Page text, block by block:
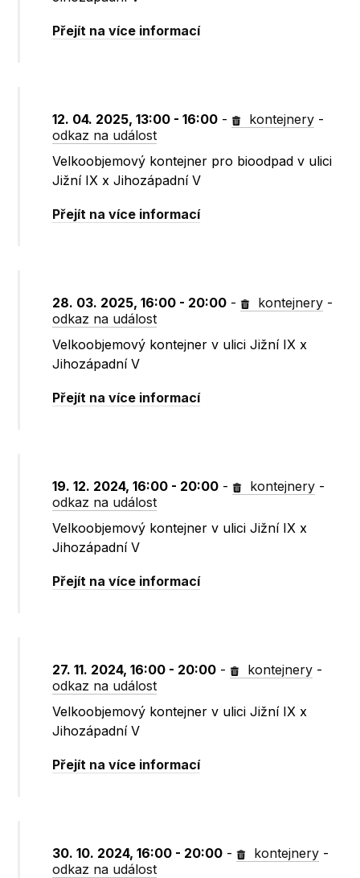
Přejít na více informací
12. 04. 2025, 13:00 - 16:00 - kontejnery -
odkaz na událost
Velkoobjemový kontejner pro bioodpad v ulici
Jižní IX x Jihozápadní V
Přejít na více informací
28. 03. 2025, 16:00 - 20:00 - kontejnery -
odkaz na událost
Velkoobjemový kontejner v ulici Jižní IX x
Jihozápadní V
Přejít na více informací
19. 12. 2024, 16:00 - 20:00 - kontejnery -
odkaz na událost
Velkoobjemový kontejner v ulici Jižní IX x
Jihozápadní V
Přejít na více informací
27. 11. 2024, 16:00 - 20:00 - kontejnery -
odkaz na událost
Velkoobjemový kontejner v ulici Jižní IX x
Jihozápadní V
Přejít na více informací
30. 10. 2024, 16:00 - 20:00 - kontejnery -
odkaz na událost